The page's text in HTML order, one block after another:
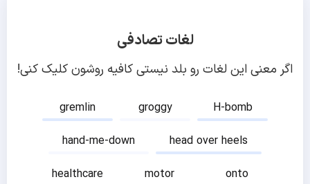
لغات تصادفی
اگر معنی این لغات رو بلد نیستی کافیه روشون کلیک کنی!
gremlin groggy
H-bomb
hand-me-down
head over heels
healthcare
motor
onto